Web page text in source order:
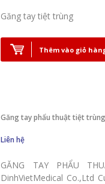
Găng tay tiệt trùng
Thêm vào giỏ
Găng tay phẩu thuật tiệt
Liên hệ
GĂNG TAY PHẨU
DinhVietMedical Co.,Ltd